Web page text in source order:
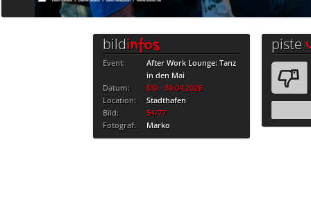
bildinfos
Event:
After Work Lounge: Tanz
in den Mai
Datum:
DO · 30.04.2026
Location:
Stadthafen
Bild:
54/77
Fotograf:
Marko
piste